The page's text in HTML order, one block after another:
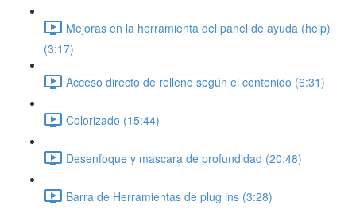
Mejoras en la herramienta del panel de ayuda (help)
(3:17)
Acceso directo de relleno según el contenido (6:31)
Colorizado (15:44)
Desenfoque y mascara de profundidad (20:48)
Barra de Herramientas de plug ins (3:28)